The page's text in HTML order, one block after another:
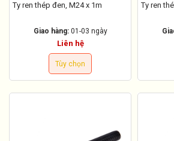
Ty ren thép đen, M24 x 1m
Giao hàng: 01-03 ngày
Liên hệ
Tùy chọn
Ty ren